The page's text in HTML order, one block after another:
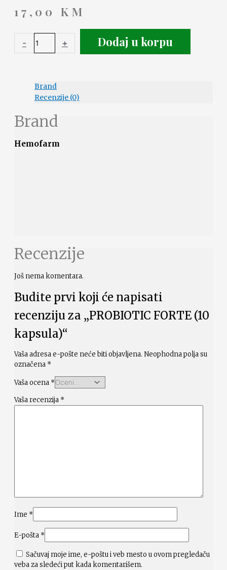
17,00 KM
- + Dodaj u korpu
Brand
Recenzije (0)
Brand
Hemofarm
Recenzije
Još nema komentara.
Budite prvi koji će napisati
recenziju za „PROBIOTIC FORTE (10
kapsula)“
Vaša adresa e-pošte neće biti objavljena. Neophodna polja su
označena *
Vaša ocena *
Vaša recenzija *
Ime *
E-pošta *
Sačuvaj moje ime, e-poštu i veb mesto u ovom pregledaču
veba za sledeći put kada komentarišem.